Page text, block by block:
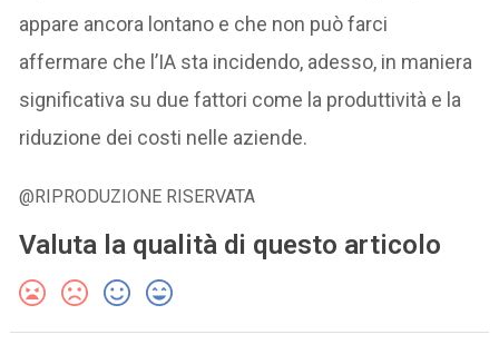
appare ancora lontano e che non può farci
affermare che l’IA sta incidendo, adesso, in maniera
significativa su due fattori come la produttività e la
riduzione dei costi nelle aziende.
@RIPRODUZIONE RISERVATA
Valuta la qualità di questo articolo